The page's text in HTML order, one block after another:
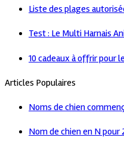
Liste des plages
Test : Le Multi Harnais
10 cadeaux à offrir pour
Articles Populaires
Noms de chien
Nom de chien en N pour